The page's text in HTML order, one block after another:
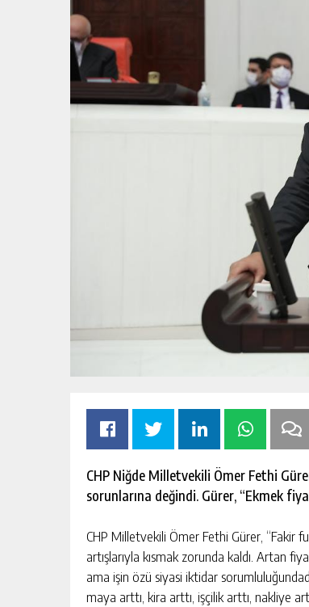
CHP Niğde Milletvekili Ömer Fethi
sorunlarına değindi. Gürer, “Ekmek
CHP Milletvekili Ömer Fethi Gürer, “Fakir
artışlarıyla kısmak zorunda kaldı. Artan
ama işin özü siyasi iktidar
maya arttı, kira arttı, işçilik arttı, nakliye
BIR MESLEK
VE
GÜNLÜK HABER
ADANA’DA YER ALTI
GERDAN KÖYÜ SANAYİ
CENDERESİNDE